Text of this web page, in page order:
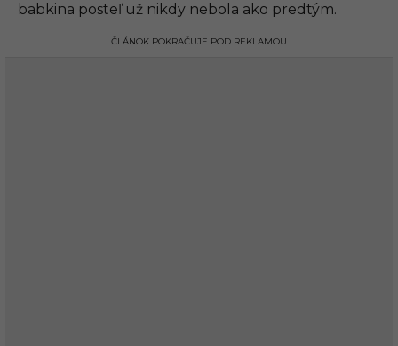
babkina posteľ už nikdy nebola ako predtým.
ČLÁNOK POKRAČUJE POD REKLAMOU